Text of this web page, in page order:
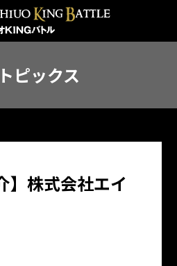
ピックス
】株式会社エイ